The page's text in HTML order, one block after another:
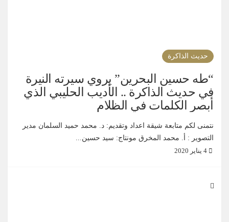
حديث الذاكرة
“طه حسين البحرين” يروي سيرته النيرة
في حديث الذاكرة .. الأديب الحليبي الذي
أبصر الكلمات في الظلام
نتمنى لكم متابعة شيقة اعداد وتقديم: د. محمد حميد السلمان مدير
التصوير : أ. محمد المخرق مونتاج: سيد حسين...